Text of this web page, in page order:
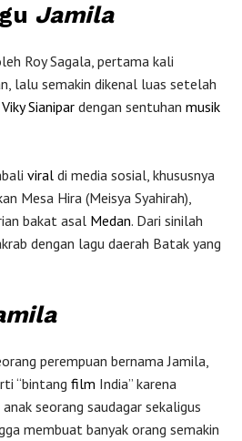
Jamila
Roy Sagala, pertama kali
lalu semakin dikenal luas setelah
Viky Sianipar dengan sentuhan musik
viral di media sosial, khususnya
Mesa Hira (Meisya Syahirah),
bakat asal Medan. Dari sinilah
dengan lagu daerah Batak yang
perempuan bernama Jamila,
“bintang film India” karena
seorang saudagar sekaligus
membuat banyak orang semakin